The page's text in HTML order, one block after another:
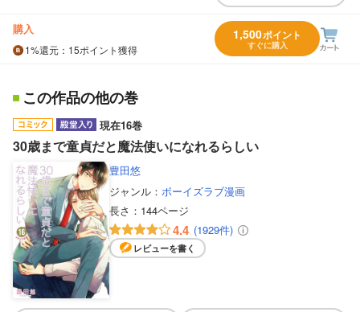
購入
1%還元 ：15ポイント獲得
1,500ポイント
すぐに購入
この作品の他の巻
現在16巻
30歳まで童貞だと魔法使いになれるらしい
豊田悠
ジャンル： ボーイズラブ漫画
長さ： 144ページ
4.4 (1929件)
レビューを書く